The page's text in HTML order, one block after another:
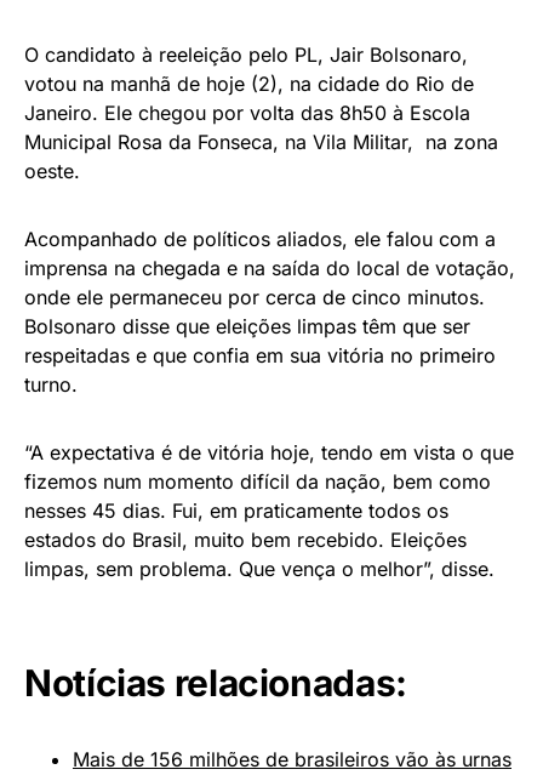
O candidato à reeleição pelo PL, Jair Bolsonaro,
votou na manhã de hoje (2), na cidade do Rio de
Janeiro. Ele chegou por volta das 8h50 à Escola
Municipal Rosa da Fonseca, na Vila Militar, na zona
oeste.
Acompanhado de políticos aliados, ele falou com a
imprensa na chegada e na saída do local de votação,
onde ele permaneceu por cerca de cinco minutos.
Bolsonaro disse que eleições limpas têm que ser
respeitadas e que confia em sua vitória no primeiro
turno.
“A expectativa é de vitória hoje, tendo em vista o que
fizemos num momento difícil da nação, bem como
nesses 45 dias. Fui, em praticamente todos os
estados do Brasil, muito bem recebido. Eleições
limpas, sem problema. Que vença o melhor”, disse.
Notícias relacionadas:
Mais de 156 milhões de brasileiros vão às urnas